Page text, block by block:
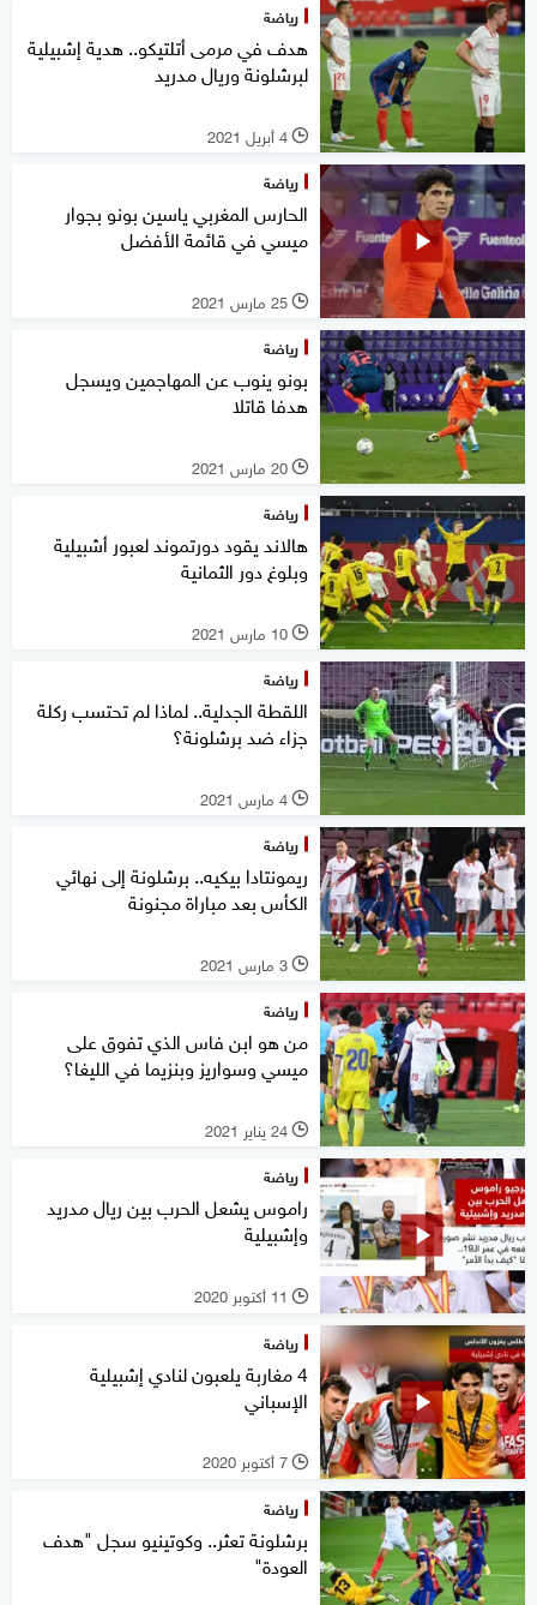
رياضة
هدف في مرمى أتلتيكو.. هدية إشبيلية
لبرشلونة وريال مدريد
l 4 أبريل 2021
رياضة
الحارس المغربي ياسين بونو بجوار
ميسي في قائمة الأفضل
l 25 مارس 2021
رياضة
بونو ينوب عن المهاجمين ويسجل
هدفا قاتلا
l 20 مارس 2021
رياضة
هالاند يقود دورتموند لعبور أشبيلية
وبلوغ دور الثمانية
l 10 مارس 2021
رياضة
اللقطة الجدلية.. لماذا لم تحتسب ركلة
جزاء ضد برشلونة؟
l 4 مارس 2021
رياضة
ريمونتادا بيكيه.. برشلونة إلى نهائي
الكأس بعد مباراة مجنونة
l 3 مارس 2021
رياضة
من هو ابن فاس الذي تفوق على
ميسي وسواريز وبنزيما في الليغا؟
l 24 يناير 2021
رياضة
راموس يشعل الحرب بين ريال مدريد
وإشبيلية
l 11 أكتوبر 2020
رياضة
4 مغاربة يلعبون لنادي إشبيلية
الإسباني
l 7 أكتوبر 2020
رياضة
برشلونة تعثر.. وكوتينيو سجل "هدف
العودة"